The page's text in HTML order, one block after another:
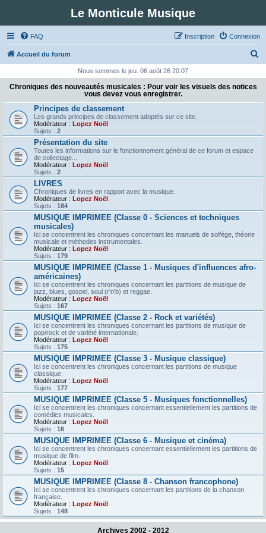
Le Monticule Musique
FAQ Connexion
Inscription
Accueil du forum
c
Nous sommes le jeu. 06 août 26 20:07
Chroniques des nouveautés musicales : Pour voir les visuels des notices
vous devez vous enregistrer.
Principes de classement
Les grands principes de classement adoptés sur ce site.
Modérateur : Lopez Noël
Sujets : 2
Présentation du site
Toutes les informations sur le fonctionnement général de ce forum et espace
de collectage...
Modérateur : Lopez Noël
Sujets : 2
LIVRES
Chroniques de livres en rapport avec la musique.
Modérateur : Lopez Noël
Sujets : 184
MUSIQUE IMPRIMEE (Classe 0 - Sciences et techniques
musicales)
Ici se concentrent les chroniques concernant les manuels de solfège, théorie
musicale et méthodes instrumentales.
Modérateur : Lopez Noël
Sujets : 179
MUSIQUE IMPRIMEE (Classe 1 - Musiques d'influences afro-
américaines)
Ici se concentrent les chroniques concernant les partitions de musique de
jazz, blues, gospel, soul (r'n'b) et reggae.
Modérateur : Lopez Noël
Sujets : 167
MUSIQUE IMPRIMEE (Classe 2 - Rock et variétés)
Ici se concentrent les chroniques concernant les partitions de musique de
pop/rock et de variété internationale.
Modérateur : Lopez Noël
Sujets : 175
MUSIQUE IMPRIMEE (Classe 3 - Musique classique)
Ici se concentrent les chroniques concernant les partitions de musique
classique.
Modérateur : Lopez Noël
Sujets : 177
MUSIQUE IMPRIMEE (Classe 5 - Musiques fonctionnelles)
Ici se concentrent les chroniques concernant essentiellement les partitions de
comédies musicales.
Modérateur : Lopez Noël
Sujets : 16
MUSIQUE IMPRIMEE (Classe 6 - Musique et cinéma)
Ici se concentrent les chroniques concernant essentiellement les partitions de
musique de film.
Modérateur : Lopez Noël
Sujets : 15
MUSIQUE IMPRIMEE (Classe 8 - Chanson francophone)
Ici se concentrent les chroniques concernant les partitions de la chanson
française.
Modérateur : Lopez Noël
Sujets : 148
Archives 2002 - 2012